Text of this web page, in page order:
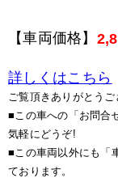
【車両価格】
詳しくはこちら
ご覧頂きありがとうご
■この車への「お問合
気軽にどうぞ!
■この車両以外にも「
ております。